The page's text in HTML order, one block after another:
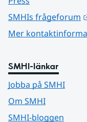
SMHIs frågeforum
Mer
SMHI-länkar
Jobba på SMHI
Om SMHI
SMHI-bloggen